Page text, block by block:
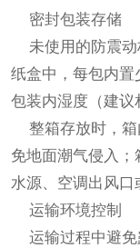
密封包装存储
未使用的防震动
纸盒中，每包内
包装内湿度（建议
整箱存放时，箱
免地面潮气侵入
水源、空调出风口
运输环境控制
运输过程中避免